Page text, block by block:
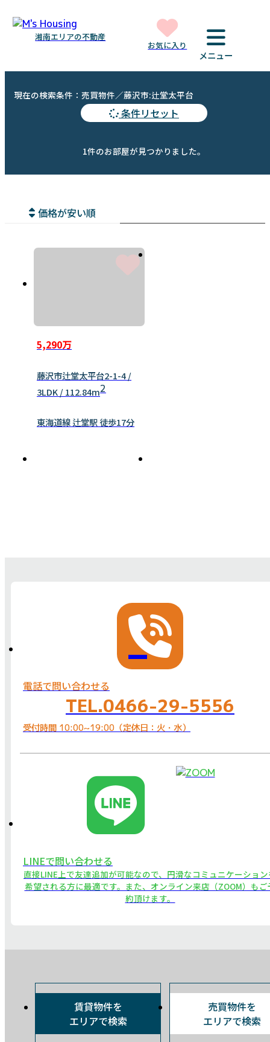
湘南エリアの不動産
お気に入り
メニュー
現在の検索条件：売買物件／藤沢市:辻堂太平台
条件リセット
1件のお部屋が見つかりました。
価格が安い順
5,290万
藤沢市辻堂太平台2-1-4 /
3LDK / 112.84m2
東海道線 辻堂駅 徒歩17分
電話で問い合わせる
TEL.0466-29-5556
受付時間 10:00~19:00（定休日：火・水）
LINEで問い合わせる
直接LINE上で友達追加が可能なので、円滑なコミュニケーショ
希望される方に最適です。また、オンライン来店（ZOOM）もご
約頂けます。
賃貸物件を
エリアで検索
売買物件を
エリアで検索